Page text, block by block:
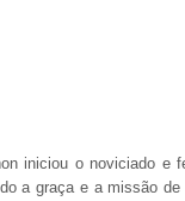
iniciou o noviciado
a graça e a missão